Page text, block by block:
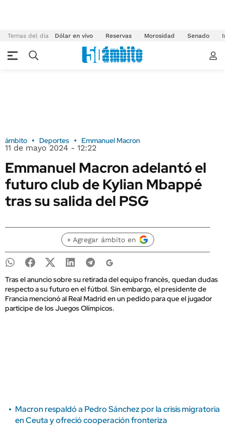
Temas del día Dólar en vivo Reservas Morosidad Senado
ámbito Deportes Emmanuel Macron
11 de mayo 2024 - 12:22
Emmanuel Macron adelantó el
futuro club de Kylian Mbappé
tras su salida del PSG
+ Agregar ámbito en
Tras el anuncio sobre su retirada del equipo francés, quedan dudas
respecto a su futuro en el fútbol. Sin embargo, el presidente de
Francia mencionó al Real Madrid en un pedido para que el jugador
participe de los Juegos Olímpicos.
Macron respaldó a Pedro Sánchez por la crisis migratoria
en Ceuta y ofreció cooperación fronteriza